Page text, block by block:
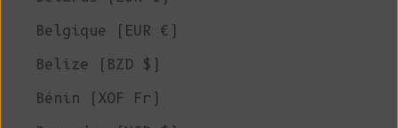
Belgique (EUR €)
Belize (BZD $)
Bénin (XOF Fr)